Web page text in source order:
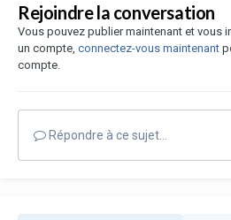
Rejoindre la conversation
Vous pouvez publier maintenant et vous
un compte, connectez-vous maintenant
compte.
Répondre à ce sujet…